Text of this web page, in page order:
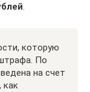
.
которую
По
на счет
как